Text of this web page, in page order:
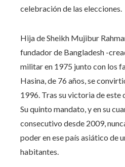
celebración de las elecciones.
Hija de Sheikh Mujibur
fundador de Bangladesh -
militar en 1975 junto con los
Hasina, de 76 años, se
1996. Tras su victoria de este
Su quinto mandato, y en su
consecutivo desde 2009,
poder en ese país asiático de
habitantes.